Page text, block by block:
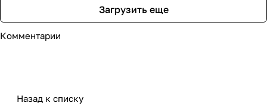
Загрузить еще
Комментарии
Назад к списку